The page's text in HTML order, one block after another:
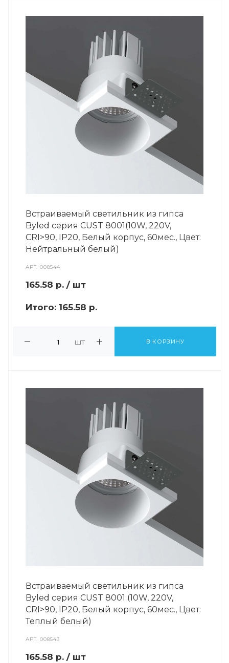
Встраиваемый светильник из гипса
Byled серия CUST 8001(10W, 220V,
CRI>90, IP20, Белый корпус, 60мес., Цвет:
Нейтральный белый)
АРТ.008544
165.58 р. / шт
Итого: 165.58 р.
шт В КОРЗИНУ
Встраиваемый светильник из гипса
Byled серия CUST 8001 (10W, 220V,
CRI>90, IP20, Белый корпус, 60мес., Цвет:
Теплый белый)
АРТ.008543
165.58 р. / шт